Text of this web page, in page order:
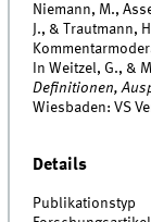
Niemann, M.,
J., & Trautmann,
In Weitzel, G., &
Definitionen,
Wiesbaden: VS
Details
Publikationstyp